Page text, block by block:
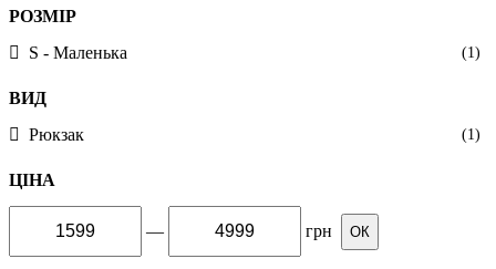
РОЗМІР
S - Маленька
(1)
ВИД
Рюкзак
(1)
ЦІНА
— грн ОК